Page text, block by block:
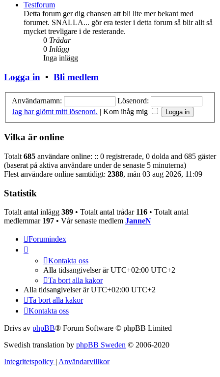
inlägget
Testforum
Detta forum ger dig chansen att bli lite mer bekant med
forumet. SNÄLLA... gör era tester i detta forum så blir allt så
mycket trevligare i de resterande.
0 Trådar
0 Inlägg
Inga inlägg
Logga in • Bli medlem
Användarnamn:
Lösenord:
Jag har glömt mitt lösenord. | Kom ihåg mig
Vilka är online
Totalt 685 användare online: :: 0 registrerade, 0 dolda and 685 gäster
(baserat på aktiva användare under de senaste 5 minuterna)
Flest användare online samtidigt: 2388, mån 03 aug 2026, 11:09
Statistik
Totalt antal inlägg 389 • Totalt antal trådar 116 • Totalt antal
medlemmar 197 • Vår senaste medlem JanneN
Forumindex
Kontakta oss
Alla tidsangivelser är UTC+02:00 UTC+2
Ta bort alla kakor
Alla tidsangivelser är UTC+02:00 UTC+2
Ta bort alla kakor
Kontakta oss
Drivs av phpBB® Forum Software © phpBB Limited
Swedish translation by phpBB Sweden © 2006-2020
Integritetspolicy | Användarvillkor